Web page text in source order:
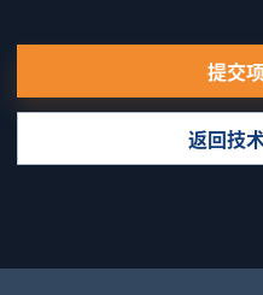
提交
返回技